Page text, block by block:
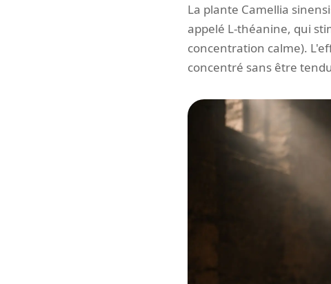
La plante Camellia
appelé L-théanine, qui
concentration calme).
concentré sans être